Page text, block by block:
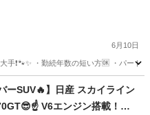
6月10日
手❗️🐾✨ ・勤続年数の短い方🆗 ・パー
トーSUV🔥】日産 スカイライン
V6エンジン搭載！力